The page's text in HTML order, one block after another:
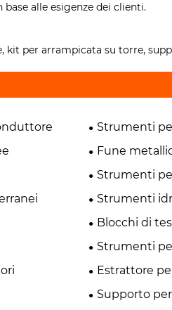
alle esigenze dei clienti.
kit per arrampicata su torre,
Strumenti
Fune
Strumenti
Strumenti
Blocchi di
Strumenti
Estrattore
Supporto